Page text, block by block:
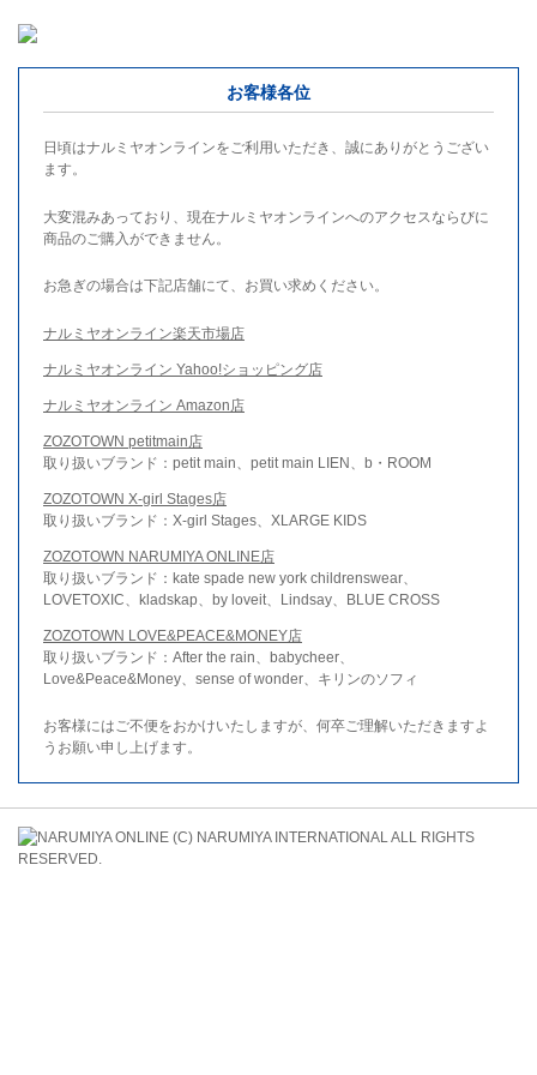
お客様各位
日頃はナルミヤオンラインをご利用いただき、誠にありがとうござい
ます。
大変混みあっており、現在ナルミヤオンラインへのアクセスならびに
商品のご購入ができません。
お急ぎの場合は下記店舗にて、お買い求めください。
ナルミヤオンライン楽天市場店
ナルミヤオンライン Yahoo!ショッピング店
ナルミヤオンライン Amazon店
ZOZOTOWN petitmain店
取り扱いブランド：petit main、petit main LIEN、b・ROOM
ZOZOTOWN X-girl Stages店
取り扱いブランド：X-girl Stages、XLARGE KIDS
ZOZOTOWN NARUMIYA ONLINE店
取り扱いブランド：kate spade new york childrenswear、
LOVETOXIC、kladskap、by loveit、Lindsay、BLUE CROSS
ZOZOTOWN LOVE&PEACE&MONEY店
取り扱いブランド：After the rain、babycheer、
Love&Peace&Money、sense of wonder、キリンのソフィ
お客様にはご不便をおかけいたしますが、何卒ご理解いただきますよ
うお願い申し上げます。